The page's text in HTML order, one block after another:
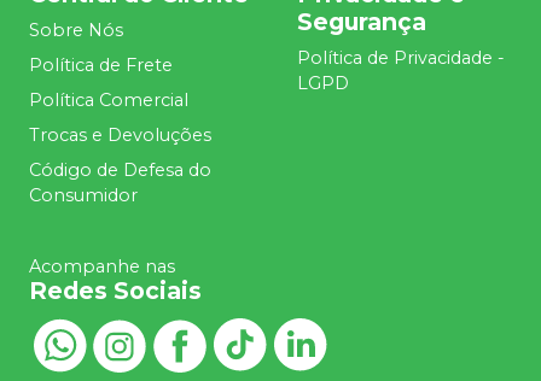
Sobre Nós
Política de Frete
Política Comercial
Trocas e Devoluções
Código de Defesa do
Consumidor
Segurança
Política de Privacidade -
LGPD
Acompanhe nas
Redes Sociais